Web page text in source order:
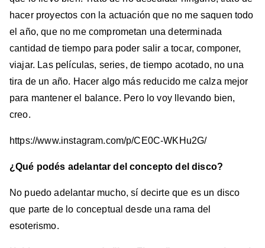
hacer proyectos con la actuación que no me saquen todo
el año, que no me comprometan una determinada
cantidad de tiempo para poder salir a tocar, componer,
viajar. Las películas, series, de tiempo acotado, no una
tira de un año. Hacer algo más reducido me calza mejor
para mantener el balance. Pero lo voy llevando bien,
creo.
https://www.instagram.com/p/CE0C-WKHu2G/
¿Qué podés adelantar del concepto del disco?
No puedo adelantar mucho, sí decirte que es un disco
que parte de lo conceptual desde una rama del
esoterismo.